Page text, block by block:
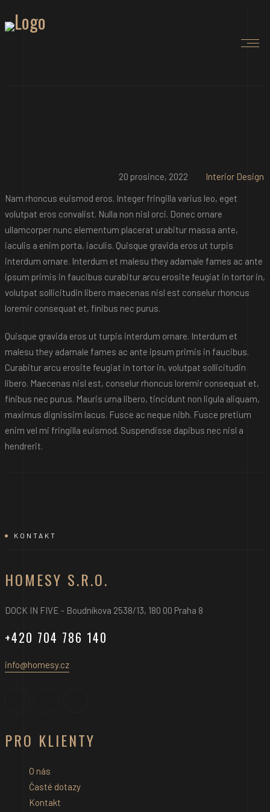
20 prosince, 2022
Interior Design
Nam rhoncus euismod eros. Integer fringilla varius leo, eget
volutpat eros convalist. Nulla non nisl orci. Donec ornare
ullamcorper nunc elementum placerat urabitur massa ante,
iaculis a enim porta, iaculis. Quisque gravida eros ut turpis
interdum ornare. Interdum et malesu they adamale fames ac ante
ipsum primis in faucibus curabitur arcu erosite feugiat in tortor in,
volutpat sollicitudin libero maecenas nisl est conselur rhoncus
loremir consequat et, finibus nec purus.
Quisque gravida eros ut turpis interdum ornare. Interdum et
malesu they adamale fames ac ante ipsum primis in faucibus.
Curabitur arcu erosite feugiat in tortor in, volutpat sollicitudin
libero. Maecenas nisl est, conselur rhoncus loremir consequat et,
finibus nec purus. Mauris urna libero, tincidunt non ligula aliquam,
maximus dignissim lacus. Fusce ac neque nibh. Fusce pretium
enim vel mi fringilla euismod. Suspendisse dapibus nec nisl a
hendrerit.
KONTAKT
HOMESY S.R.O.
DOCK IN FIVE - Boudníkova 2538/13, 180 00 Praha 8
+420 704 786 140
info@homesy.cz
PRO KLIENTY
O nás
Časté dotazy
Kontakt